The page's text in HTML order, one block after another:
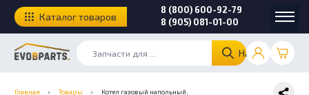
Найти
8 (800) 600-92-79
8 (905) 081-01-00
Каталог товаров
Главная › Товары ›
Котел газовый напольный,